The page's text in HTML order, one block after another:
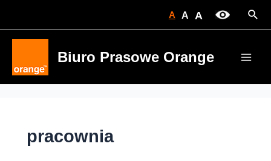
A A A
Biuro Prasowe Orange
pracownia